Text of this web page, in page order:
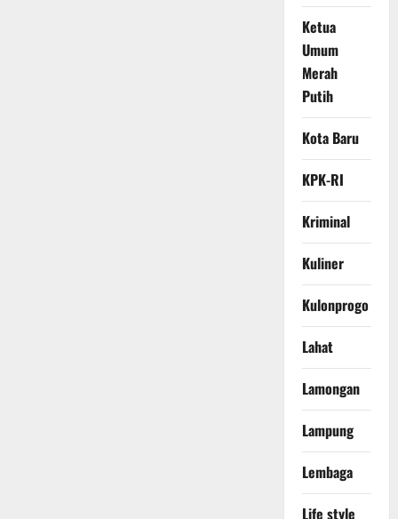
Ketua
Umum
Merah
Putih
Kota Baru
KPK-RI
Kriminal
Kuliner
Kulonprogo
Lahat
Lamongan
Lampung
Lembaga
Life style